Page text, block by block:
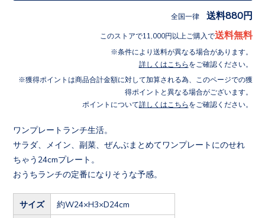
全国一律 送料880円
このストアで11,000円以上ご購入で送料無料
条件により送料が異なる場合があります。
詳しくはこちら をご確認ください。
獲得ポイントは商品合計金額に対して加算される為、このページでの獲
得ポイントと異なる場合がございます。
ポイントについて詳しくはこちら をご確認ください。
ワンプレートランチ生活。
サラダ、メイン、副菜、ぜんぶまとめてワンプレートにのせれ
ちゃう24cmプレート。
おうちランチの定番になりそうな予感。
サイズ 約W24×H3×D24cm